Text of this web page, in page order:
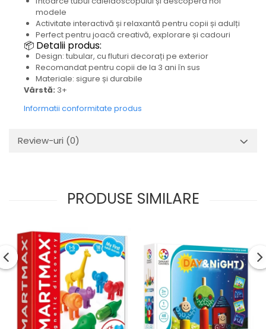
modele
Activitate interactivă și relaxantă pentru copii și adulți
Perfect pentru joacă creativă, explorare și cadouri
📦 Detalii produs:
Design: tubular, cu fluturi decorați pe exterior
Recomandat pentru copii de la 3 ani în sus
Materiale: sigure și durabile
Vârstă: 3+
Informatii conformitate produs
Review-uri (0)
PRODUSE SIMILARE